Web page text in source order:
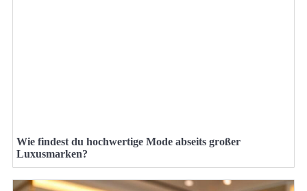
Wie findest du hochwertige Mode abseits großer
Luxusmarken?